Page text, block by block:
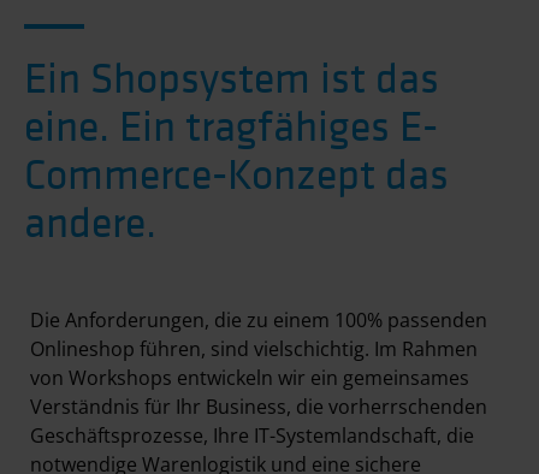
Ein Shopsystem ist das
eine. Ein tragfähiges E-
Commerce-Konzept das
andere.
Die Anforderungen, die zu einem 100% passenden
Onlineshop führen, sind vielschichtig. Im Rahmen
von Workshops entwickeln wir ein gemeinsames
Verständnis für Ihr Business, die vorherrschenden
Geschäfts­prozesse, Ihre IT-Systemlandschaft, die
notwendige Warenlogistik und eine sichere